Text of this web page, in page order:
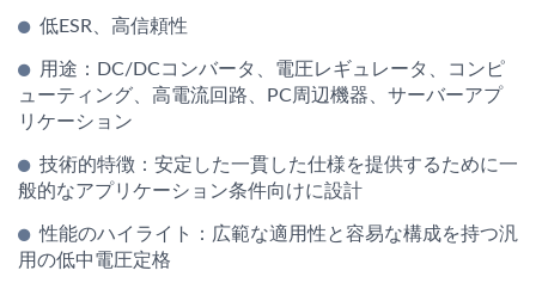
低ESR、高信頼性
用途：DC/DCコンバータ、電圧レギュレータ、コンピ
ューティング、高電流回路、PC周辺機器、サーバーアプ
リケーション
技術的特徴：安定した一貫した仕様を提供するために一
般的なアプリケーション条件向けに設計
性能のハイライト：広範な適用性と容易な構成を持つ汎
用の低中電圧定格